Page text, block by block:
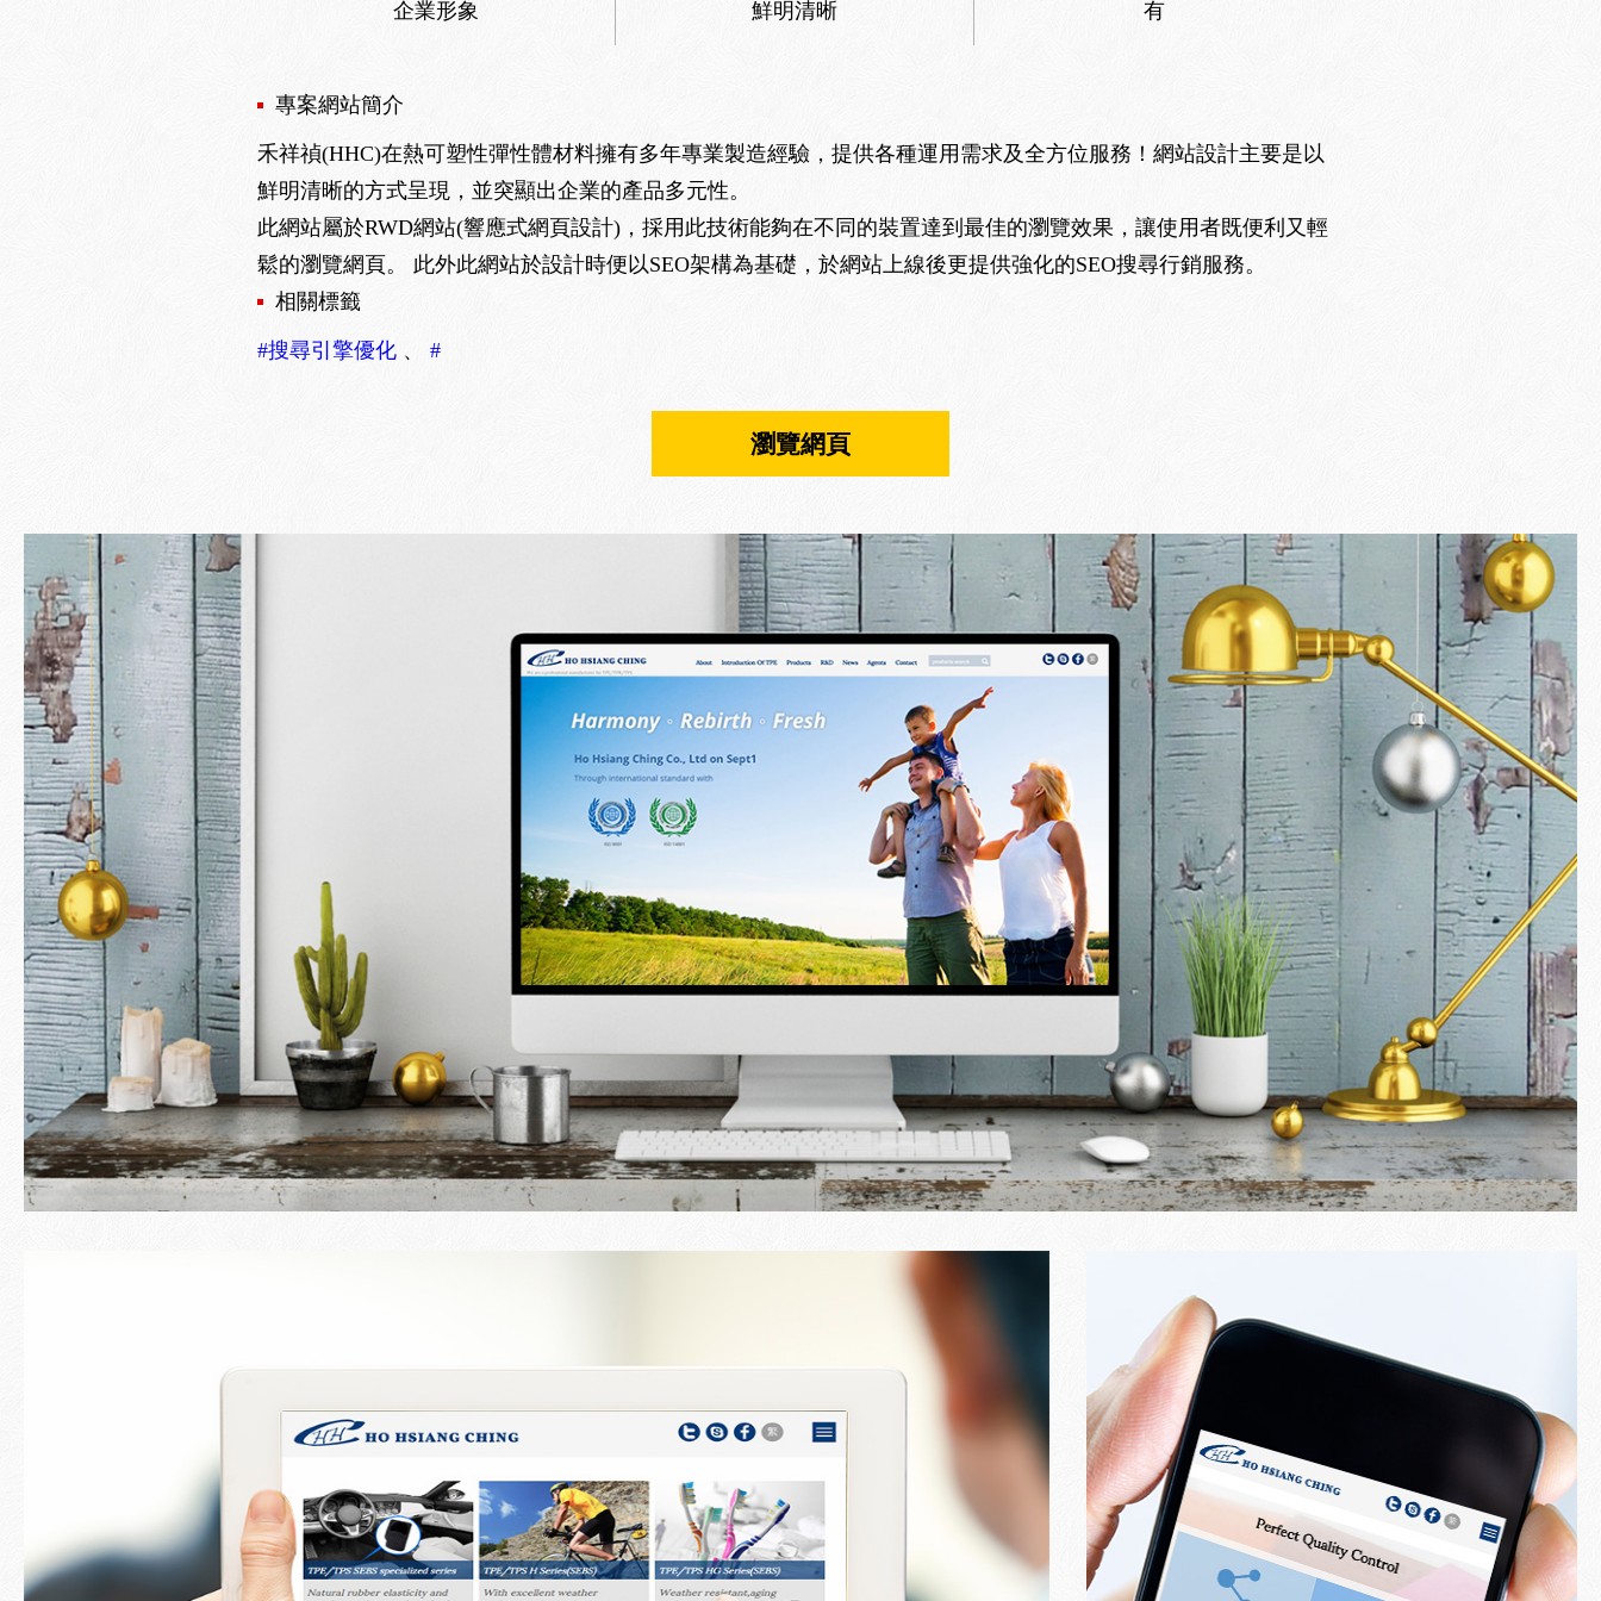
企業形象 鮮明清晰 有
專案網站簡介
禾祥禎(HHC)在熱可塑性彈性體材料擁有多年專業製造經驗，提供各種運用需求及全方位服務！網站設計主要是以
鮮明清晰的方式呈現，並突顯出企業的產品多元性。
此網站屬於RWD網站(響應式網頁設計)，採用此技術能夠在不同的裝置達到最佳的瀏覽效果，讓使用者既便利又輕
鬆的瀏覽網頁。 此外此網站於設計時便以SEO架構為基礎，於網站上線後更提供強化的SEO搜尋行銷服務。
相關標籤
#搜尋引擎優化 、 #
瀏覽網頁